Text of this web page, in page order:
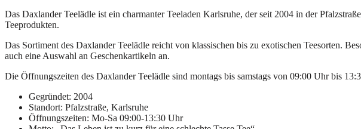
Das Daxlander Teelädle ist ein charmanter Teeladen Karlsruhe, der seit 2004 in der
Teeprodukten.
Das Sortiment des Daxlander Teelädle reicht von klassischen bis zu exotischen Teesorten.
auch eine Auswahl an Geschenkartikeln an.
Die Öffnungszeiten des Daxlander Teelädle sind montags bis samstags von 09:00 Uhr bis
Gegründet: 2004
Standort: Pfalzstraße, Karlsruhe
Öffnungszeiten: Mo-Sa 09:00-13:30 Uhr